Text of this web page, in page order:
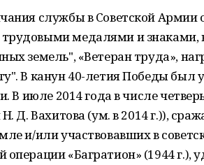
службы в Советской
медалями и знаками,
земель", «Ветеран труда»,
В канун 40-летия Победы был
В июле 2014 года в числе
Д. Вахитова (ум. в 2014 г.)),
и/или участвовавших в
операции «Багратион» (1944 г.),